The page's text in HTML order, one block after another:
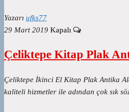
Yazarı ufks77
29 Mart 2019 Kapalı
Çeliktepe Kitap Plak
Çeliktepe İkinci El Kitap Plak Antika
kaliteli hizmetler ile adından çok sık